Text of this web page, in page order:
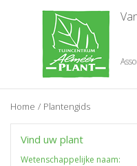
Home Plantengids
Vind uw plant
Wetenschappelijke naam: